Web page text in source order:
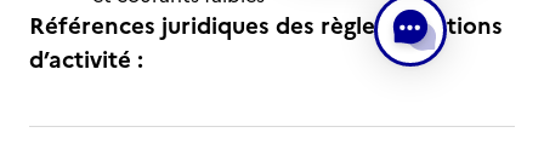
Références juridiques des règlementations
d’activité :